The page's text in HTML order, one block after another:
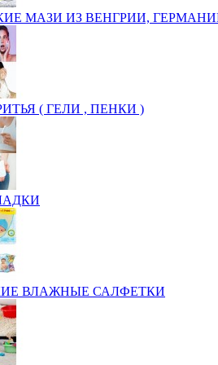
МАЗИ ИЗ ВЕНГРИИ,
( ГЕЛИ , ПЕНКИ )
ВЛАЖНЫЕ САЛФЕТКИ